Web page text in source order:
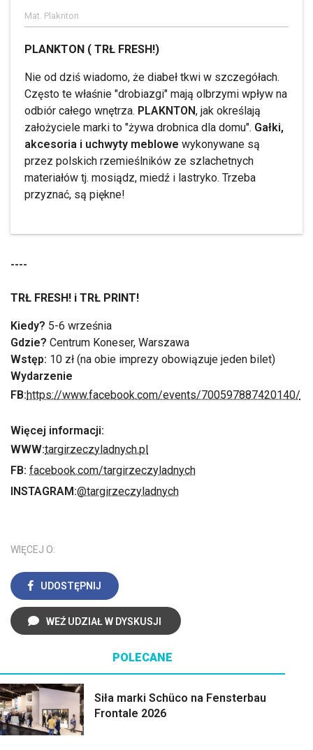
Mat. Plaknton
PLANKTON ( TRŁ FRESH!)
Nie od dziś wiadomo, że diabeł tkwi w szczegółach.
Często te właśnie "drobiazgi" mają olbrzymi wpływ na
odbiór całego wnętrza. PLAKNTON, jak określają
założyciele marki to "żywa drobnica dla domu". Gałki,
akcesoria i uchwyty meblowe wykonywane są
przez polskich rzemieślników ze szlachetnych
materiałów tj. mosiądz, miedź i lastryko. Trzeba
przyznać, są piękne!
----
TRŁ FRESH! i TRŁ PRINT!
Kiedy? 5-6 września
Gdzie? Centrum Koneser, Warszawa
Wstęp: 10 zł (na obie imprezy obowiązuje jeden bilet)
Wydarzenie
FB:https://www.facebook.com/events/700597887420140/
Więcej informacji:
WWW:targirzeczyladnych.pl
FB: facebook.com/targirzeczyladnych
INSTAGRAM:@targirzeczyladnych
WIĘCEJ O:
UDOSTĘPNIJ
WEŹ UDZIAŁ W DYSKUSJI
POLECANE
Siła marki Schüco na Fensterbau
Frontale 2026